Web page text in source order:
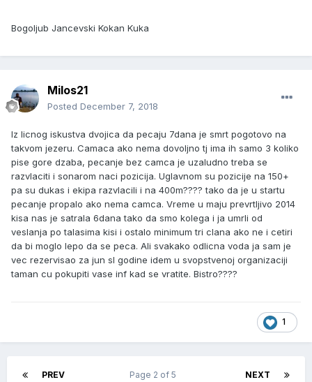
Bogoljub Jancevski Kokan Kuka
Milos21
Posted December 7, 2018
Iz licnog iskustva dvojica da pecaju 7dana je smrt pogotovo na
takvom jezeru. Camaca ako nema dovoljno tj ima ih samo 3 koliko
pise gore dzaba, pecanje bez camca je uzaludno treba se
razvlaciti i sonarom naci pozicija. Uglavnom su pozicije na 150+
pa su dukas i ekipa razvlacili i na 400m???? tako da je u startu
pecanje propalo ako nema camca. Vreme u maju prevrtljivo 2014
kisa nas je satrala 6dana tako da smo kolega i ja umrli od
veslanja po talasima kisi i ostalo minimum tri clana ako ne i cetiri
da bi moglo lepo da se peca. Ali svakako odlicna voda ja sam je
vec rezervisao za jun sl godine idem u svopstvenoj organizaciji
taman cu pokupiti vase inf kad se vratite. Bistro????
1
PREV NEXT
Page 2 of 5